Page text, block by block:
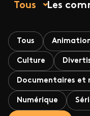
Tous Les
Tous
Culture
Documentaires et
Numérique